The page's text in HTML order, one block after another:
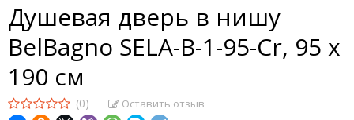
Душевая дверь в нишу
BelBagno SELA-B-1-95-Cr, 95 х
190 см
(0) Оставить отзыв